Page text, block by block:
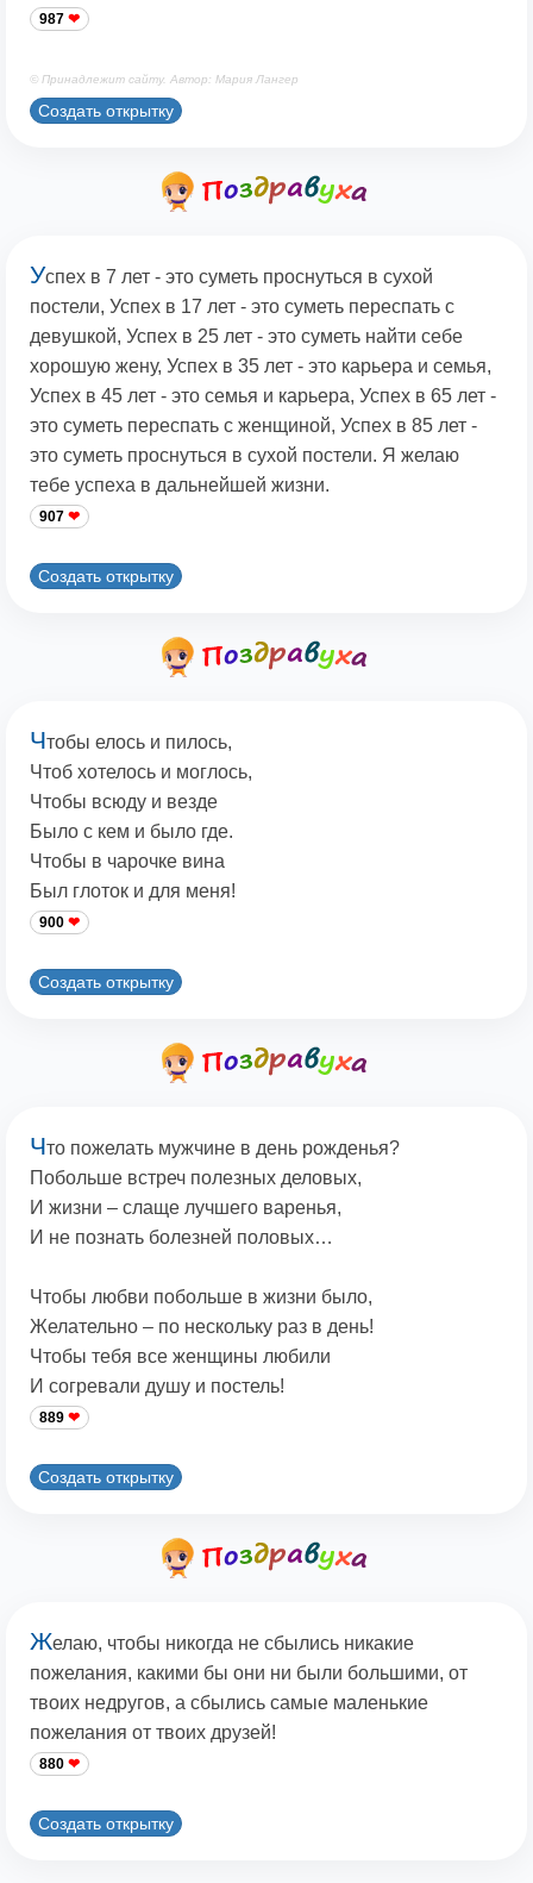
987
© Принадлежит сайту. Автор: Мария Лангер
Создать открытку
Успех в 7 лет - это суметь проснуться в сухой
постели, Успех в 17 лет - это суметь переспать с
девушкой, Успех в 25 лет - это суметь найти себе
хорошую жену, Успех в 35 лет - это карьера и семья,
Успех в 45 лет - это семья и карьера, Успех в 65 лет -
это суметь переспать с женщиной, Успех в 85 лет -
это суметь проснуться в сухой постели. Я желаю
тебе успеха в дальнейшей жизни.
907
Создать открытку
Чтобы елось и пилось,
Чтоб хотелось и моглось,
Чтобы всюду и везде
Было с кем и было где.
Чтобы в чарочке вина
Был глоток и для меня!
900
Создать открытку
Что пожелать мужчине в день рожденья?
Побольше встреч полезных деловых,
И жизни – слаще лучшего варенья,
И не познать болезней половых…
Чтобы любви побольше в жизни было,
Желательно – по нескольку раз в день!
Чтобы тебя все женщины любили
И согревали душу и постель!
889
Создать открытку
Желаю, чтобы никогда не сбылись никакие
пожелания, какими бы они ни были большими, от
твоих недругов, а сбылись самые маленькие
пожелания от твоих друзей!
880
Создать открытку